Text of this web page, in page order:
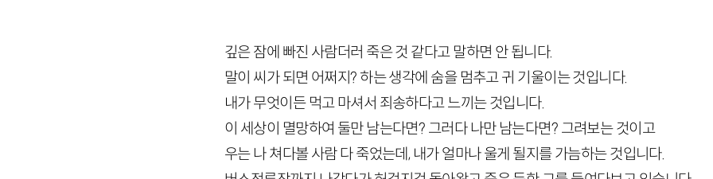
깊은 잠에 빠진 사람더러 죽은 것 같다고 말하면 안 됩니다.
말이 씨가 되면 어쩌지? 하는 생각에 숨을 멈추고 귀 기울이는 것입니다.
내가 무엇이든 먹고 마셔서 죄송하다고 느끼는 것입니다.
이 세상이 멸망하여 둘만 남는다면? 그러다 나만 남는다면? 그려보는 것이고
우는 나 쳐다볼 사람 다 죽었는데, 내가 얼마나 울게 될지를 가늠하는 것입니다.